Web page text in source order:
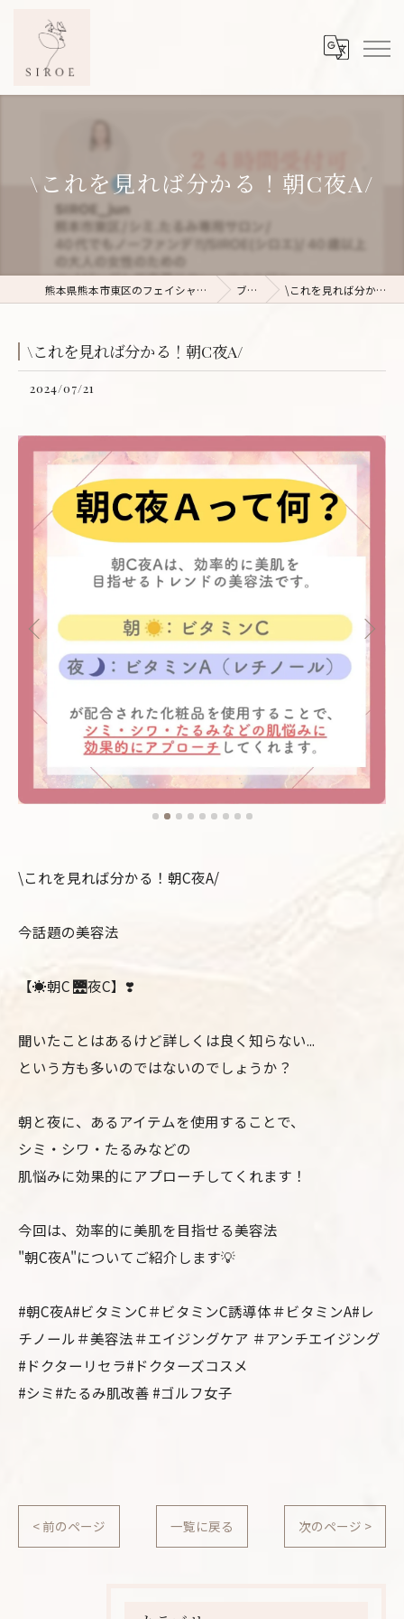
\これを見れば分かる！朝C夜A/
熊本県熊本市東区のフェイシャルエステならSIROE ブログ \これを見れば分かる！朝C夜A/
\これを見れば分かる！朝C夜A/
2024/07/21
\これを見れば分かる！朝C夜A/
今話題の美容法
【☀️朝C 🌉夜C】❣️
聞いたことはあるけど詳しくは良く知らない...
という方も多いのではないのでしょうか？
朝と夜に、あるアイテムを使用することで、
シミ・シワ・たるみなどの
肌悩みに効果的にアプローチしてくれます！
今回は、効率的に美肌を目指せる美容法
"朝C夜A"についてご紹介します💡
#朝C夜A#ビタミンC＃ビタミンC誘導体＃ビタミンA#レ
チノール＃美容法＃エイジングケア ＃アンチエイジング
#ドクターリセラ#ドクターズコスメ
#シミ#たるみ肌改善 #ゴルフ女子
< 前のページ 一覧に戻る 次のページ >